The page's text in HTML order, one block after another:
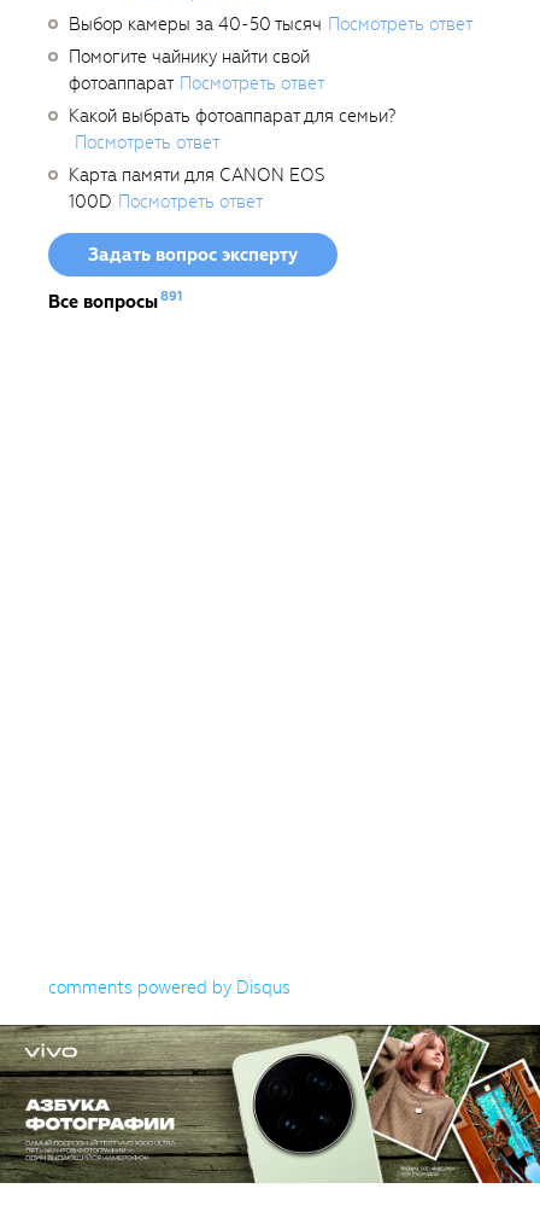
Выбор камеры за 40-50 тысяч Посмотреть ответ
Помогите чайнику найти свой
фотоаппарат Посмотреть ответ
Какой выбрать фотоаппарат для семьи?
Посмотреть ответ
Карта памяти для CANON EOS
100D Посмотреть ответ
Задать вопрос эксперту
Все вопросы891
comments powered by Disqus